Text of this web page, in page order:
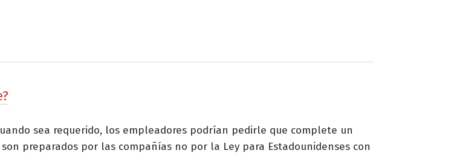
sea requerido, los empleadores podrían pedirle que complete un
preparados por las compañías no por la Ley para Estadounidenses con